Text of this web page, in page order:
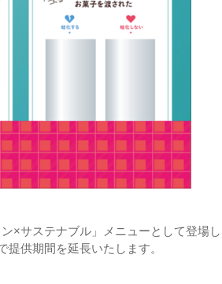
×サステナブル」メニューとして登場
供期間を延長いたします。